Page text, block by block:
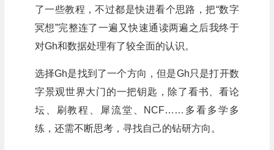
了一些教程，不过都是快进看个思路，把“数字
冥想”完整连了一遍又快速通读两遍之后我终于
对Gh和数据处理有了较全面的认识。
选择Gh是找到了一个方向，但是Gh只是打开数
字景观世界大门的一把钥匙，除了看书、看论
坛、刷教程、犀流堂、NCF……多看多学多
练，还需不断思考，寻找自己的钻研方向。